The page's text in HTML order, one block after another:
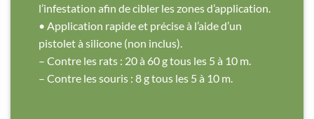
l’infestation afin de cibler les zones d’application.
• Application rapide et précise à l’aide d’un
pistolet à silicone (non inclus).
– Contre les rats : 20 à 60 g tous les 5 à 10 m.
– Contre les souris : 8 g tous les 5 à 10 m.